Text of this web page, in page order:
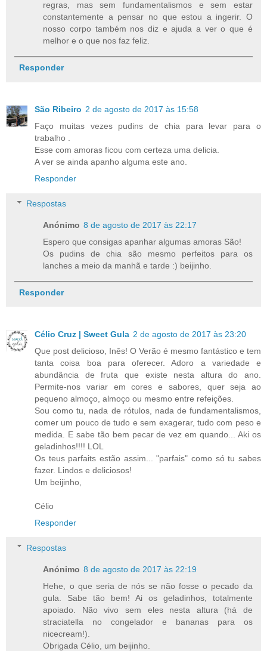
regras, mas sem fundamentalismos e sem estar
constantemente a pensar no que estou a ingerir. O
nosso corpo também nos diz e ajuda a ver o que é
melhor e o que nos faz feliz.
Responder
São Ribeiro 2 de agosto de 2017 às 15:58
Faço muitas vezes pudins de chia para levar para o
trabalho .
Esse com amoras ficou com certeza uma delicia.
A ver se ainda apanho alguma este ano.
Responder
Respostas
Anónimo 8 de agosto de 2017 às 22:17
Espero que consigas apanhar algumas amoras São!
Os pudins de chia são mesmo perfeitos para os
lanches a meio da manhã e tarde :) beijinho.
Responder
Célio Cruz | Sweet Gula 2 de agosto de 2017 às 23:20
Que post delicioso, Inês! O Verão é mesmo fantástico e tem
tanta coisa boa para oferecer. Adoro a variedade e
abundância de fruta que existe nesta altura do ano.
Permite-nos variar em cores e sabores, quer seja ao
pequeno almoço, almoço ou mesmo entre refeições.
Sou como tu, nada de rótulos, nada de fundamentalismos,
comer um pouco de tudo e sem exagerar, tudo com peso e
medida. E sabe tão bem pecar de vez em quando... Aki os
geladinhos!!!! LOL
Os teus parfaits estão assim... "parfais" como só tu sabes
fazer. Lindos e deliciosos!
Um beijinho,
Célio
Responder
Respostas
Anónimo 8 de agosto de 2017 às 22:19
Hehe, o que seria de nós se não fosse o pecado da
gula. Sabe tão bem! Ai os geladinhos, totalmente
apoiado. Não vivo sem eles nesta altura (há de
straciatella no congelador e bananas para os
nicecream!).
Obrigada Célio, um beijinho.